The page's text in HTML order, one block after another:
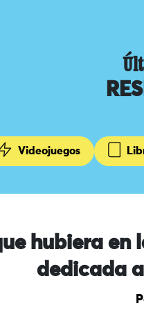
Videojuegos
hubiera
dedicada a